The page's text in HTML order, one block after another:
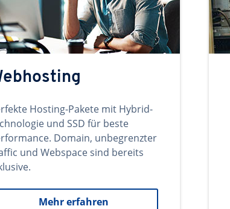
Hosting-Pakete mit Hybrid-
und SSD für beste
Domain, unbegrenzter
und Webspace sind bereits
Mehr erfahren